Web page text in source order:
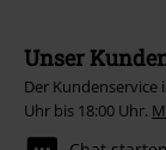
Unser
Der Kundenservice
Uhr bis 18:00 Uhr.